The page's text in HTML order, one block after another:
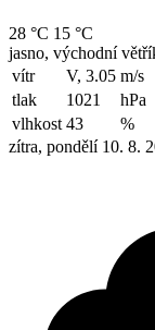
28 °C 15 °C
jasno, východní
vítr
V, 3.05 m/s
tlak
1021
hPa
vlhkost 43
%
zítra, pondělí 10. 8.